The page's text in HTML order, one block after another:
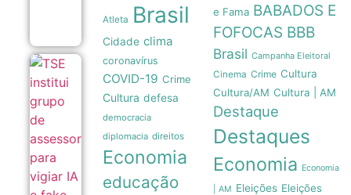
07/08
TSE institui
grupo de
assessoramento
para vigiar IA e
fake news nas
eleições de
2026
07/08
Atleta Brasil
Cidade clima
coronavírus
COVID-19 Crime
Cultura defesa
democracia
diplomacia direitos
Economia
educação
e Fama BABADOS E
FOFOCAS BBB
Brasil Campanha Eleitoral
Cinema Crime Cultura
Cultura/AM Cultura | AM
Destaque
Destaques
Economia Economia
| AM Eleições Eleições